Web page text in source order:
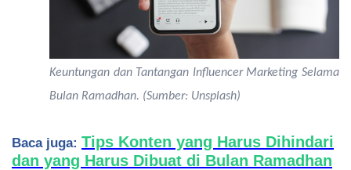
Keuntungan dan Tantangan Influencer Marketing Selama
Bulan Ramadhan. (Sumber: Unsplash)
Baca juga: Tips Konten yang Harus Dihindari
dan yang Harus Dibuat di Bulan Ramadhan